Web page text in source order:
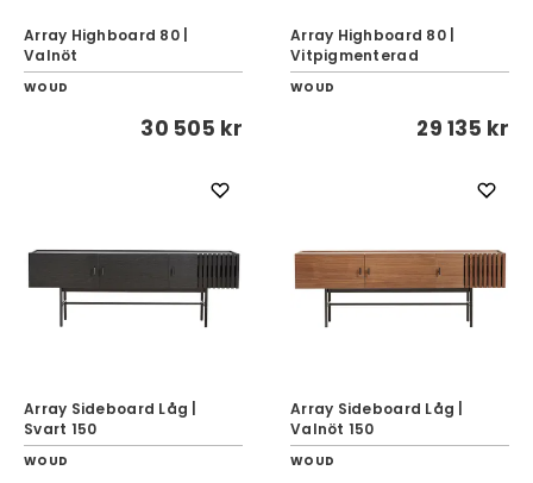
Array Highboard 80 |
Valnöt
WOUD
30 505 kr
Array Highboard 80 |
Vitpigmenterad
WOUD
29 135 kr
Array Sideboard Låg |
Svart 150
WOUD
Array Sideboard Låg |
Valnöt 150
WOUD